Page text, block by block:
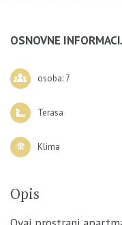
OSNOVNE
osoba: 7
Terasa
Klima
Opis